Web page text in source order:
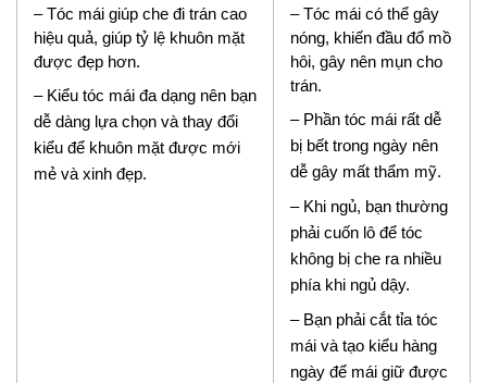
– Tóc mái giúp che đi trán cao
hiệu quả, giúp tỷ lệ khuôn mặt
được đẹp hơn.
– Kiểu tóc mái đa dạng nên bạn
dễ dàng lựa chọn và thay đổi
kiểu để khuôn mặt được mới
mẻ và xinh đẹp.
– Tóc mái có thể gây
nóng, khiến đầu đổ mồ
hôi, gây nên mụn cho
trán.
– Phần tóc mái rất dễ
bị bết trong ngày nên
dễ gây mất thẩm mỹ.
– Khi ngủ, bạn thường
phải cuốn lô để tóc
không bị che ra nhiều
phía khi ngủ dậy.
– Bạn phải cắt tỉa tóc
mái và tạo kiểu hàng
ngày để mái giữ được